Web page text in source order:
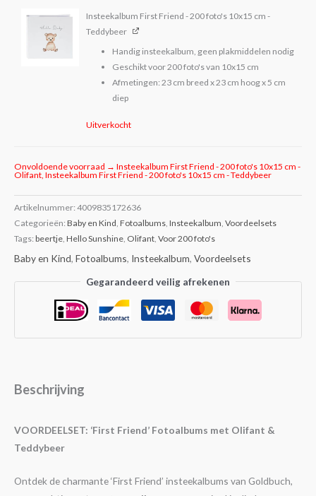
Insteekalbum First Friend - 200 foto's 10x15 cm -
Teddybeer
Handig insteekalbum, geen plakmiddelen nodig
Geschikt voor 200 foto's van 10x15 cm
Afmetingen: 23 cm breed x 23 cm hoog x 5 cm
diep
Uitverkocht
Onvoldoende voorraad → Insteekalbum First Friend - 200 foto's 10x15 cm -
Olifant, Insteekalbum First Friend - 200 foto's 10x15 cm - Teddybeer
Artikelnummer: 4009835172636
Categorieën: Baby en Kind, Fotoalbums, Insteekalbum, Voordeelsets
Tags: beertje, Hello Sunshine, Olifant, Voor 200 foto's
Baby en Kind, Fotoalbums, Insteekalbum, Voordeelsets
Gegarandeerd veilig afrekenen
Beschrijving
VOORDEELSET: ‘First Friend’ Fotoalbums met Olifant &
Teddybeer
Ontdek de charmante ‘First Friend’ insteekalbums van Goldbuch,